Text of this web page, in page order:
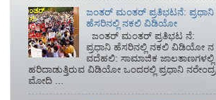
ಜಂತರ್ ಮಂತರ್ ಪ್ರತಿಭಟನೆ: ಪ್ರಧಾನಿ
ಹೆಸರಿನಲ್ಲಿ ನಕಲಿ ವಿಡಿಯೋ
ಜಂತರ್ ಮಂತರ್ ಪ್ರತಿಭಟ ನೆ:
ಪ್ರಧಾನಿ ಹೆಸರಿನಲ್ಲಿ ನಕಲಿ ವಿಡಿಯೋ ನ
ವದೆಹಲಿ: ಸಾಮಾಜಿಕ ಜಾಲತಾಣಗಳಲ್ಲಿ
ಹರಿದಾಡುತ್ತಿರುವ ವಿಡಿಯೋ ಒಂದರಲ್ಲಿ ಪ್ರಧಾನಿ ನರೇಂದ್ರ
ಮೋದಿ ...